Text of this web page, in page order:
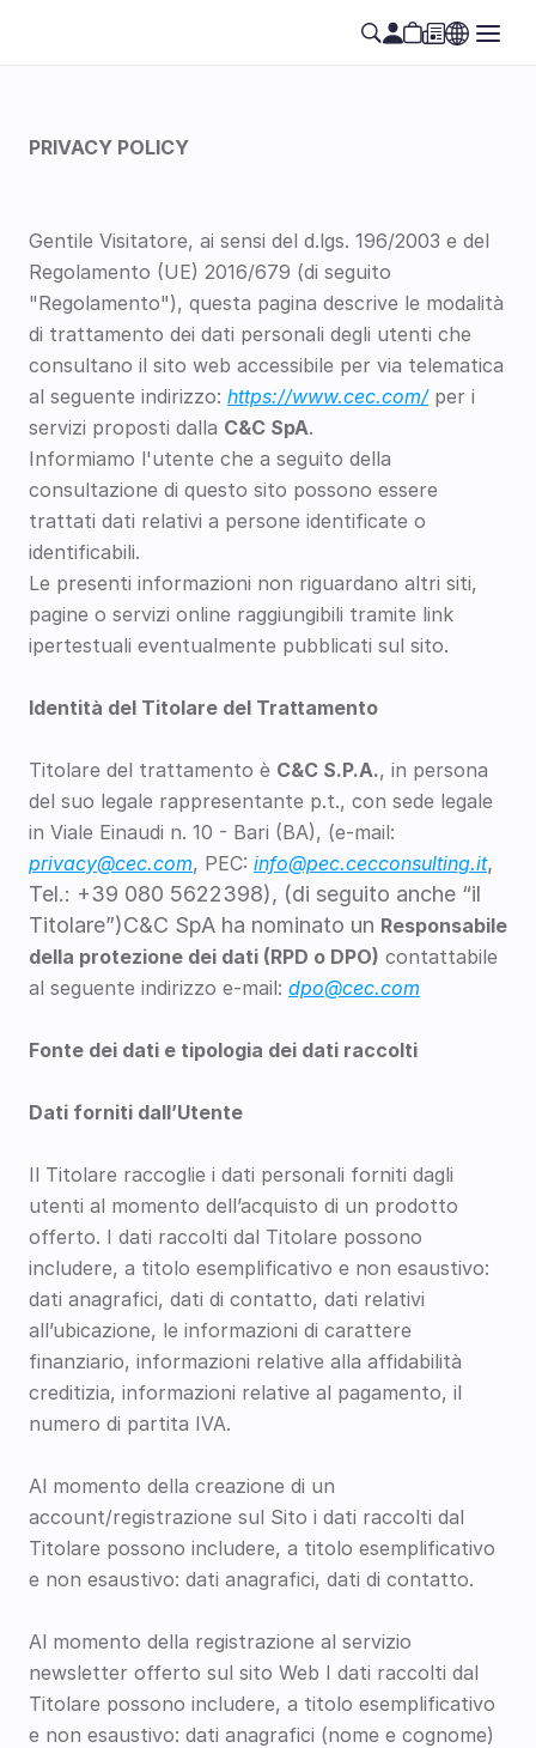
PRIVACY POLICY
Gentile Visitatore, ai sensi del d.lgs. 196/2003 e del
Regolamento (UE) 2016/679 (di seguito
"Regolamento"), questa pagina descrive le modalità
di trattamento dei dati personali degli utenti che
consultano il sito web accessibile per via telematica
al seguente indirizzo: https://www.cec.com/ per i
servizi proposti dalla C&C SpA.
Informiamo l'utente che a seguito della
consultazione di questo sito possono essere
trattati dati relativi a persone identificate o
identificabili.
Le presenti informazioni non riguardano altri siti,
pagine o servizi online raggiungibili tramite link
ipertestuali eventualmente pubblicati sul sito.
Identità del Titolare del Trattamento
Titolare del trattamento è C&C S.P.A., in persona
del suo legale rappresentante p.t., con sede legale
privacy@cec.com, PEC: info@pec.cecconsulting.it,
Tel.: +39 080 5622398), (di seguito anche “il
Titolare”)C&C SpA ha nominato un Responsabile
della protezione dei dati (RPD o DPO) contattabile
al seguente indirizzo e-mail: dpo@cec.com
Fonte dei dati e tipologia dei dati raccolti
Dati forniti dall’Utente
Il Titolare raccoglie i dati personali forniti dagli
utenti al momento dell’acquisto di un prodotto
offerto. I dati raccolti dal Titolare possono
includere, a titolo esemplificativo e non esaustivo:
dati anagrafici, dati di contatto, dati relativi
all’ubicazione, le informazioni di carattere
finanziario, informazioni relative alla affidabilità
creditizia, informazioni relative al pagamento, il
numero di partita IVA.
Al momento della creazione di un
account/registrazione sul Sito i dati raccolti dal
Titolare possono includere, a titolo esemplificativo
e non esaustivo: dati anagrafici, dati di contatto.
Al momento della registrazione al servizio
newsletter offerto sul sito Web I dati raccolti dal
Titolare possono includere, a titolo esemplificativo
e non esaustivo: dati anagrafici (nome e cognome)